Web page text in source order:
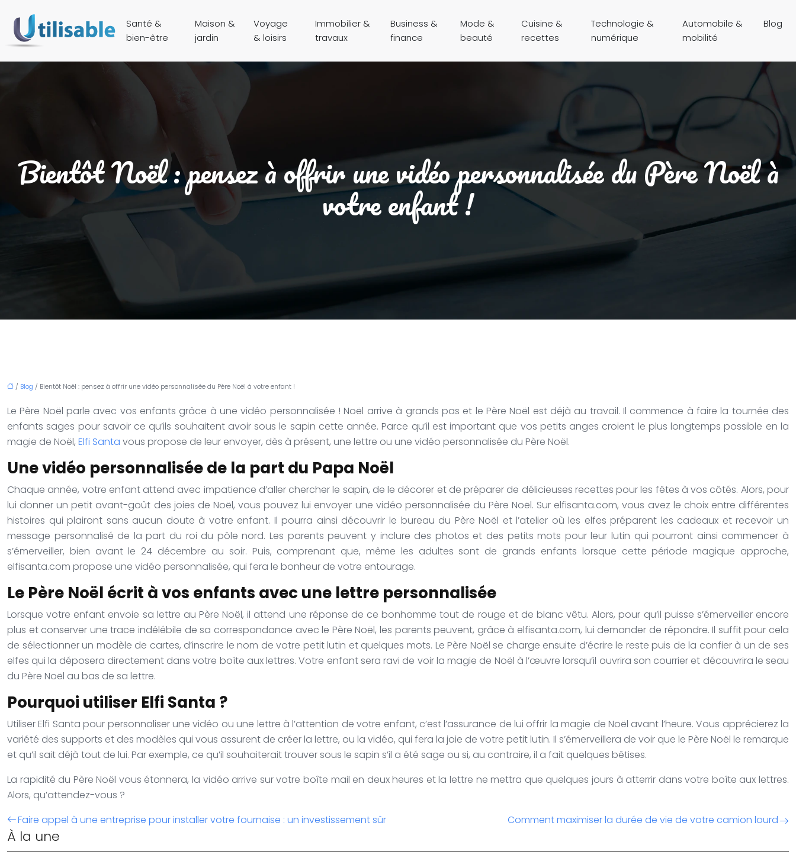
Santé &
bien-être
Maison &
jardin
Voyage
& loisirs
Immobilier &
travaux
Business &
finance
Mode &
beauté
Cuisine &
recettes
Technologie &
numérique
Automobile &
mobilité
Blog
Bientôt Noël : pensez à offrir une vidéo personnalisée du Père Noël à
votre enfant !
/ Blog / Bientôt Noël : pensez à offrir une vidéo personnalisée du Père Noël à votre enfant !
Le Père Noël parle avec vos enfants grâce à une vidéo personnalisée ! Noël arrive à grands pas et le Père Noël est déjà au travail. Il commence à faire la tournée des
enfants sages pour savoir ce qu’ils souhaitent avoir sous le sapin cette année. Parce qu’il est important que vos petits anges croient le plus longtemps possible en la
magie de Noël, Elfi Santa vous propose de leur envoyer, dès à présent, une lettre ou une vidéo personnalisée du Père Noël.
Une vidéo personnalisée de la part du Papa Noël
Chaque année, votre enfant attend avec impatience d’aller chercher le sapin, de le décorer et de préparer de délicieuses recettes pour les fêtes à vos côtés. Alors, pour
lui donner un petit avant-goût des joies de Noël, vous pouvez lui envoyer une vidéo personnalisée du Père Noël. Sur elfisanta.com, vous avez le choix entre différentes
histoires qui plairont sans aucun doute à votre enfant. Il pourra ainsi découvrir le bureau du Père Noël et l’atelier où les elfes préparent les cadeaux et recevoir un
message personnalisé de la part du roi du pôle nord. Les parents peuvent y inclure des photos et des petits mots pour leur lutin qui pourront ainsi commencer à
s’émerveiller, bien avant le 24 décembre au soir. Puis, comprenant que, même les adultes sont de grands enfants lorsque cette période magique approche,
elfisanta.com propose une vidéo personnalisée, qui fera le bonheur de votre entourage.
Le Père Noël écrit à vos enfants avec une lettre personnalisée
Lorsque votre enfant envoie sa lettre au Père Noël, il attend une réponse de ce bonhomme tout de rouge et de blanc vêtu. Alors, pour qu’il puisse s’émerveiller encore
plus et conserver une trace indélébile de sa correspondance avec le Père Noël, les parents peuvent, grâce à elfisanta.com, lui demander de répondre. Il suffit pour cela
de sélectionner un modèle de cartes, d’inscrire le nom de votre petit lutin et quelques mots. Le Père Noël se charge ensuite d’écrire le reste puis de la confier à un de ses
elfes qui la déposera directement dans votre boîte aux lettres. Votre enfant sera ravi de voir la magie de Noël à l’œuvre lorsqu’il ouvrira son courrier et découvrira le seau
du Père Noël au bas de sa lettre.
Pourquoi utiliser Elfi Santa ?
Utiliser Elfi Santa pour personnaliser une vidéo ou une lettre à l’attention de votre enfant, c’est l’assurance de lui offrir la magie de Noël avant l’heure. Vous apprécierez la
variété des supports et des modèles qui vous assurent de créer la lettre, ou la vidéo, qui fera la joie de votre petit lutin. Il s’émerveillera de voir que le Père Noël le remarque
et qu’il sait déjà tout de lui. Par exemple, ce qu’il souhaiterait trouver sous le sapin s’il a été sage ou si, au contraire, il a fait quelques bêtises.
La rapidité du Père Noël vous étonnera, la vidéo arrive sur votre boîte mail en deux heures et la lettre ne mettra que quelques jours à atterrir dans votre boîte aux lettres.
Alors, qu’attendez-vous ?
Faire appel à une entreprise pour installer votre fournaise : un investissement sûr
Comment maximiser la durée de vie de votre camion lourd
À la une